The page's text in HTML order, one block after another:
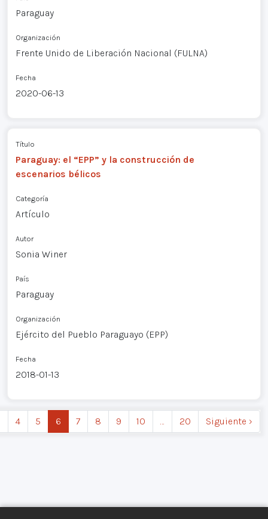
Paraguay
Organización
Frente Unido de Liberación Nacional (FULNA)
Fecha
2020-06-13
Título
Paraguay: el “EPP” y la construcción de
escenarios bélicos
Categoría
Artículo
Autor
Sonia Winer
País
Paraguay
Organización
Ejército del Pueblo Paraguayo (EPP)
Fecha
2018-01-13
4 5 6 7 8 9 10 … 20 Siguiente ›